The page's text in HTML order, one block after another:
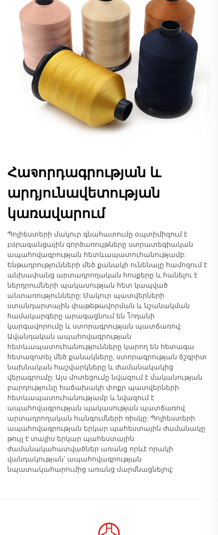
Հաจորդագրության և
արդյունավետության
կառավարում
Պոլիեստերի մակուր գնահատումը օպտիմիզում է
päրագանցային գործառույթները ստրատեգիական
ապահովագրության հետևապատուհանությամբ:
Ենթադրությունների մեծ քանակի ունենալը համոզում է
անխափանց արտադրողական հոսքերը և հանելու է
ներդրումների պակասության հետ կապված
անտառությունները: Մակուր պատվերների
ստանդարտային փաթեթավորման և նշանակման
համակարգերը արագացնում են โกդանի
կարգավորումը և ստորագրության պատճառով:
Ավանդական ապահովագրության
հետևապատուհանությունները կարող են հետագա
հետազոտել մեծ քանակները, ստորագրության ճշգրիտ
նախնական հաշվարկները և ժամանակակից
վերագրումը: Այս մոտեցումը նվազում է մականության
բարդությունը հաճախակի փոքր պատվերների
հետևապատուհանությամբ և նվազում է
ապահովագրության պակասության պատճառով
արտադրողական հանգումների ռիսկը: Պոլիեստերի
ապահովագրության երկար պահեստային ժամանակը
թույլ է տալիս երկար պահեստային
ժամանակահատվածներ առանց որևէ որակի
վանդակության՝ ապահովագրության
նպատակահարումից առանց մարմնացնելով: